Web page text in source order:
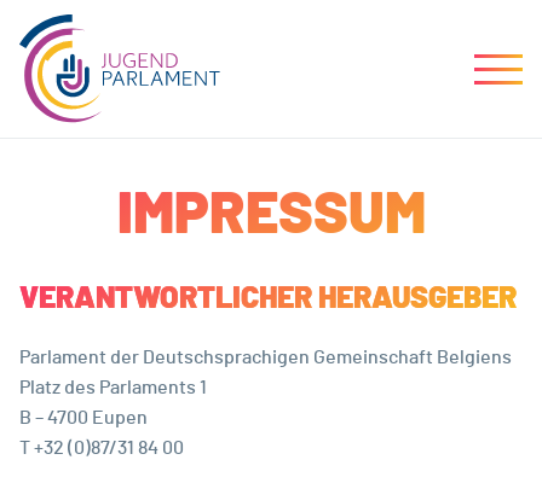
IMPRESSUM
VERANTWORTLICHER HERAUSGEBER
Parlament der Deutschsprachigen Gemeinschaft Belgiens
Platz des Parlaments 1
B – 4700 Eupen
T +32 (0)87/31 84 00